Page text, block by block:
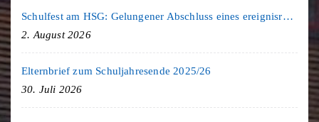
Schulfest am HSG: Gelungener Abschluss eines ereignisreichen Schuljahres
2. August 2026
Elternbrief zum Schuljahresende 2025/26
30. Juli 2026